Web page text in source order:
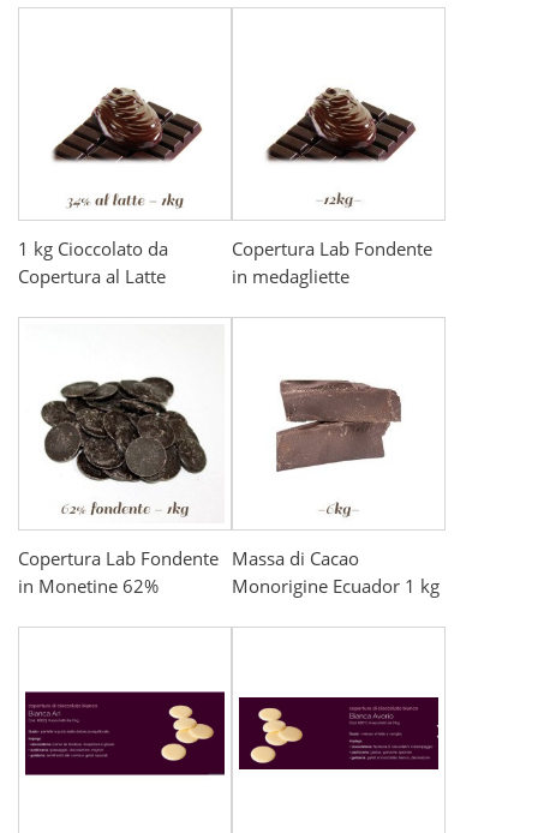
1 kg Cioccolato da
Copertura al Latte
Copertura Lab Fondente
in medagliette
Copertura Lab Fondente
in Monetine 62%
Massa di Cacao
Monorigine Ecuador 1 kg